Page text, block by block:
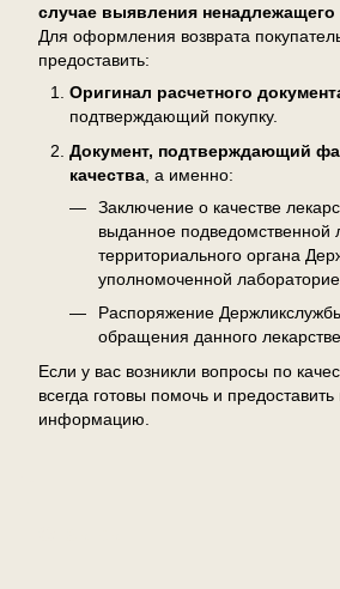
случае выявления ненадлежащего
Для оформления возврата
предоставить:
Оригинал расчетного
подтверждающий покупку.
Документ, подтверждающий
качества , а именно:
Заключение о качестве
выданное подведомственной
территориального органа
уполномоченной
Распоряжение
обращения данного
Если у вас возникли вопросы по
всегда готовы помочь и
информацию.